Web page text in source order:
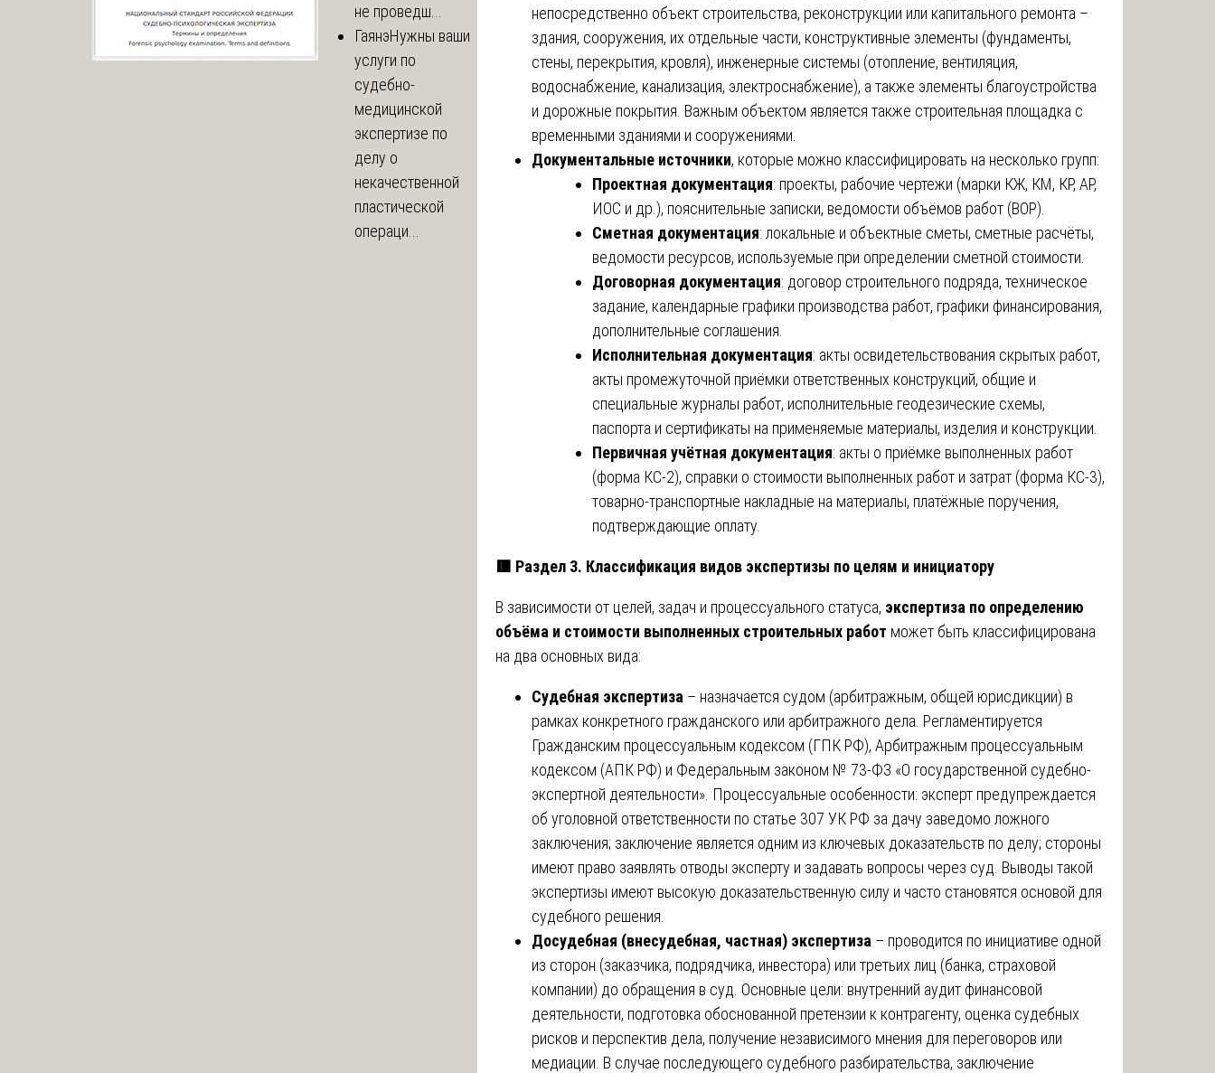
непосредственно объект строительства, реконструкции или капитального ремонта –
здания, сооружения, их отдельные части, конструктивные элементы (фундаменты,
стены, перекрытия, кровля), инженерные системы (отопление, вентиляция,
водоснабжение, канализация, электроснабжение), а также элементы благоустройства
и дорожные покрытия. Важным объектом является также строительная площадка с
временными зданиями и сооружениями.
Документальные источники, которые можно классифицировать на несколько групп:
Проектная документация: проекты, рабочие чертежи (марки КЖ, КМ, КР, АР,
ИОС и др.), пояснительные записки, ведомости объёмов работ (ВОР).
Сметная документация: локальные и объектные сметы, сметные расчёты,
ведомости ресурсов, используемые при определении сметной стоимости.
Договорная документация: договор строительного подряда, техническое
задание, календарные графики производства работ, графики финансирования,
дополнительные соглашения.
Исполнительная документация: акты освидетельствования скрытых работ,
акты промежуточной приёмки ответственных конструкций, общие и
специальные журналы работ, исполнительные геодезические схемы,
паспорта и сертификаты на применяемые материалы, изделия и конструкции.
Первичная учётная документация: акты о приёмке выполненных работ
(форма КС-2), справки о стоимости выполненных работ и затрат (форма КС-3),
товарно-транспортные накладные на материалы, платёжные поручения,
подтверждающие оплату.
🟥 Раздел 3. Классификация видов экспертизы по целям и инициатору
В зависимости от целей, задач и процессуального статуса, экспертиза по определению
объёма и стоимости выполненных строительных работ может быть классифицирована
на два основных вида:
Судебная экспертиза – назначается судом (арбитражным, общей юрисдикции) в
рамках конкретного гражданского или арбитражного дела. Регламентируется
Гражданским процессуальным кодексом (ГПК РФ), Арбитражным процессуальным
кодексом (АПК РФ) и Федеральным законом № 73-ФЗ «О государственной судебно-
экспертной деятельности». Процессуальные особенности: эксперт предупреждается
об уголовной ответственности по статье 307 УК РФ за дачу заведомо ложного
заключения; заключение является одним из ключевых доказательств по делу; стороны
имеют право заявлять отводы эксперту и задавать вопросы через суд. Выводы такой
экспертизы имеют высокую доказательственную силу и часто становятся основой для
судебного решения.
Досудебная (внесудебная, частная) экспертиза – проводится по инициативе одной
из сторон (заказчика, подрядчика, инвестора) или третьих лиц (банка, страховой
компании) до обращения в суд. Основные цели: внутренний аудит финансовой
деятельности, подготовка обоснованной претензии к контрагенту, оценка судебных
рисков и перспектив дела, получение независимого мнения для переговоров или
медиации. В случае последующего судебного разбирательства, заключение
не проведш...
ГаянэНужны ваши
услуги по
судебно-
медицинской
экспертизе по
делу о
некачественной
пластической
операци...